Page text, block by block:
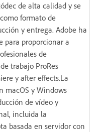
de alta calidad y se
formato de
y entrega. Adobe ha
para proporcionar a
de
trabajo ProRes
y after effects.La
macOS y Windows
de vídeo y
incluida la
basada en servidor con